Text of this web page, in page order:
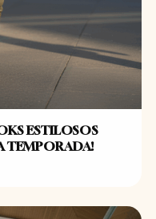
ESTILOSOS
TEMPORADA!